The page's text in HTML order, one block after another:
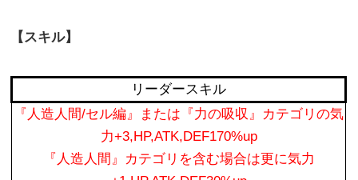
【スキル】
リーダースキル
『人造人間/セル編』または『力の吸収』カテゴリの気
力+3,HP,ATK,DEF170%up
『人造人間』カテゴリを含む場合は更に気力